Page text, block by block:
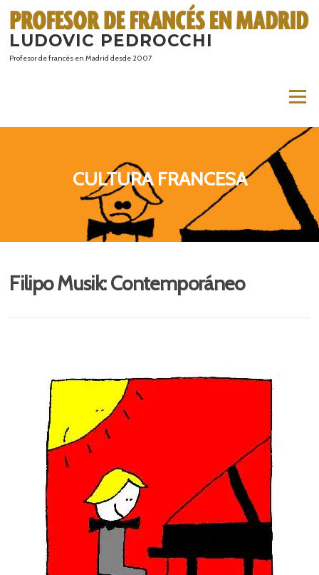
contenido
LUDOVIC PEDROCCHI
Profesor de francés en Madrid desde 2007
Menú
CULTURA FRANCESA
Filipo Musik: Contemporáneo